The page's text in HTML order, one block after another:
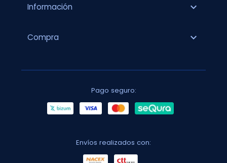
Información expand_more
Compra expand_more
Pago seguro:
Envíos realizados con: